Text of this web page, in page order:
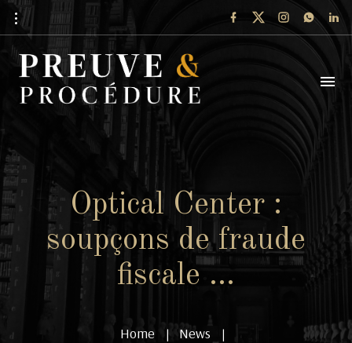
Optical Center :
soupçons de fraude
fiscale …
Home | News |